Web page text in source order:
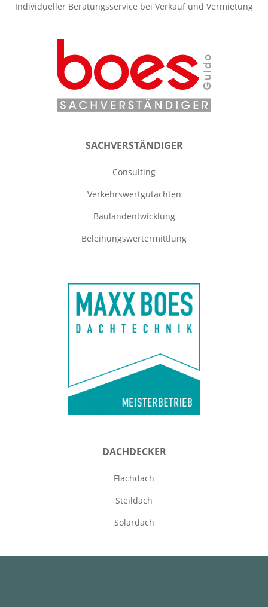
Individueller Beratungsservice bei Verkauf und Vermietung
SACHVERSTÄNDIGER
Consulting
Verkehrswertgutachten
Baulandentwicklung
Beleihungswertermittlung
DACHDECKER
Flachdach
Steildach
Solardach